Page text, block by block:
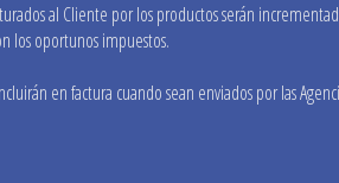
al Cliente por los productos serán
los oportunos impuestos.
en factura cuando sean enviados por las